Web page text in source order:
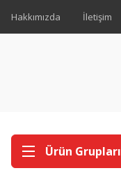
Hakkımızda İletişim
Ürün Grupları